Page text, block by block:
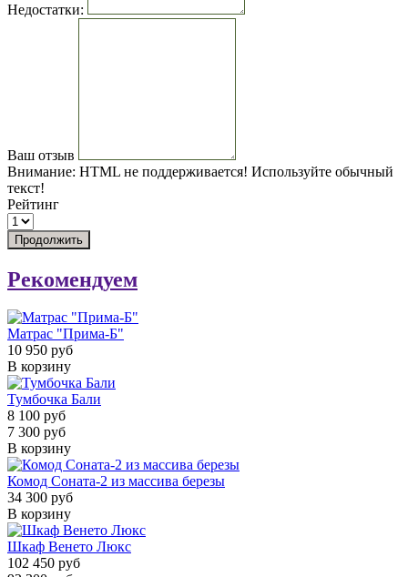
Недостатки:
Ваш отзыв
Внимание: HTML не поддерживается! Используйте обычный
текст!
Рейтинг
Продолжить
Рекомендуем
Матрас "Прима-Б"
10 950 руб
В корзину
Тумбочка Бали
8 100 руб
7 300 руб
В корзину
Комод Соната-2 из массива березы
34 300 руб
В корзину
Шкаф Венето Люкс
102 450 руб